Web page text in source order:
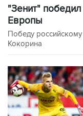
"Зенит"
Европы
Победу
Кокорина